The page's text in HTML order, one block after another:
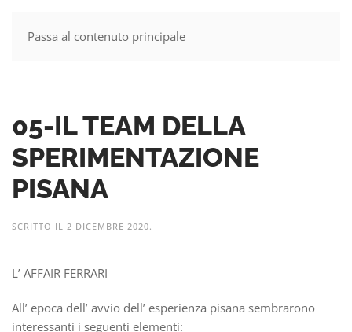
Passa al contenuto principale
MENU
05-IL TEAM DELLA
SPERIMENTAZIONE
PISANA
SCRITTO IL 2 DICEMBRE 2020.
L’ AFFAIR FERRARI
All’ epoca dell’ avvio dell’ esperienza pisana sembrarono
interessanti i seguenti elementi: